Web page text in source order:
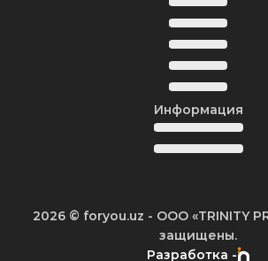
Информация
2026 © foryou.uz - ООО «TRINITY
защищены.
Разработка -